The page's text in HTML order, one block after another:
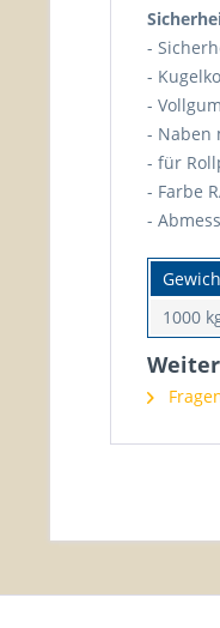
-
-
-
- Naben
- für
- Farbe
-
1000